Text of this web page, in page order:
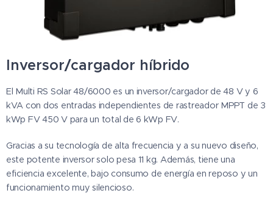
Inversor/cargador híbrido
El Multi RS Solar 48/6000 es un inversor/cargador de 48 V y 6
kVA con dos entradas independientes de rastreador MPPT de 3
kWp FV 450 V para un total de 6 kWp FV.
Gracias a su tecnología de alta frecuencia y a su nuevo diseño,
este potente inversor solo pesa 11 kg. Además, tiene una
eficiencia excelente, bajo consumo de energía en reposo y un
funcionamiento muy silencioso.